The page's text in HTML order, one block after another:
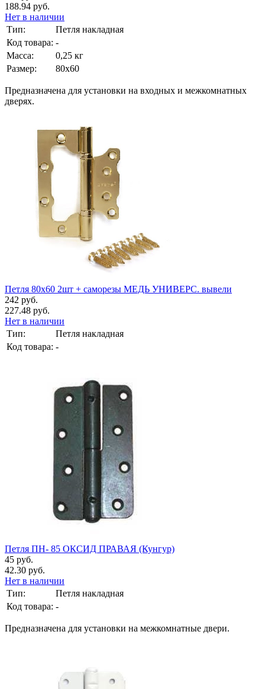
188.94 руб.
Нет в наличии
Тип:
Петля накладная
Код товара: -
Масса:
0,25 кг
Размер:
80х60
Предназначена для установки на входных и межкомнатных
дверях.
Петля 80х60 2шт + саморезы МЕДЬ УНИВЕРС. вывели
242 руб.
227.48 руб.
Нет в наличии
Тип:
Петля накладная
Код товара: -
Петля ПН- 85 ОКСИД ПРАВАЯ (Кунгур)
45 руб.
42.30 руб.
Нет в наличии
Тип:
Петля накладная
Код товара: -
Предназначена для установки на межкомнатные двери.